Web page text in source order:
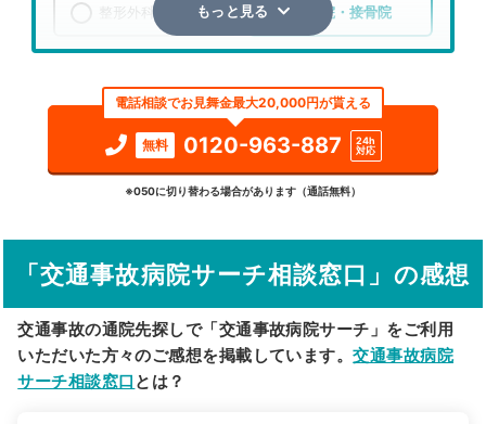
整形外科 整骨院・接骨院
検索する
詳細条件で絞り込む
駅から探す 院名から探す
もっと見る
電話相談でお見舞金最大20,000円が貰える
無料 0120-963-887
24h
対応
※050に切り替わる場合があります（通話無料）
「交通事故病院サーチ相談窓口」の感想
交通事故の通院先探しで「交通事故病院サーチ」をご利用
いただいた方々のご感想を掲載しています。交通事故病院
サーチ相談窓口 とは？